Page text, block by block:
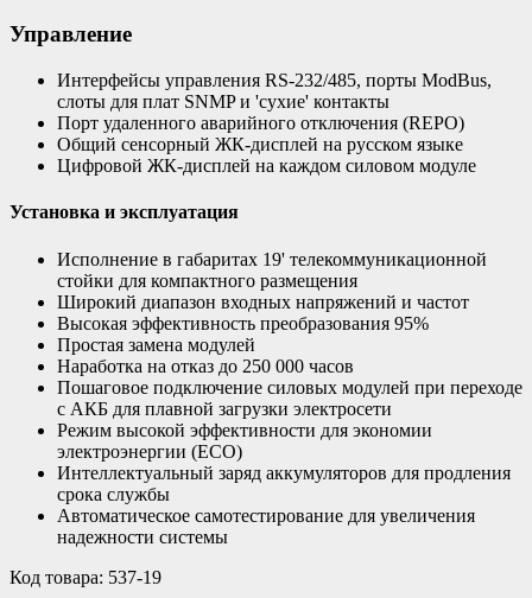
Управление
Интерфейсы управления RS-232/485, порты ModBus,
слоты для плат SNMP и 'сухие' контакты
Порт удаленного аварийного отключения (REPO)
Общий сенсорный ЖК-дисплей на русском языке
Цифровой ЖК-дисплей на каждом силовом модуле
Установка и эксплуатация
Исполнение в габаритах 19' телекоммуникационной
стойки для компактного размещения
Широкий диапазон входных напряжений и частот
Высокая эффективность преобразования 95%
Простая замена модулей
Наработка на отказ до 250 000 часов
Пошаговое подключение силовых модулей при переходе
с АКБ для плавной загрузки электросети
Режим высокой эффективности для экономии
электроэнергии (ЕСО)
Интеллектуальный заряд аккумуляторов для продления
срока службы
Автоматическое самотестирование для увеличения
надежности системы
Код товара: 537-19